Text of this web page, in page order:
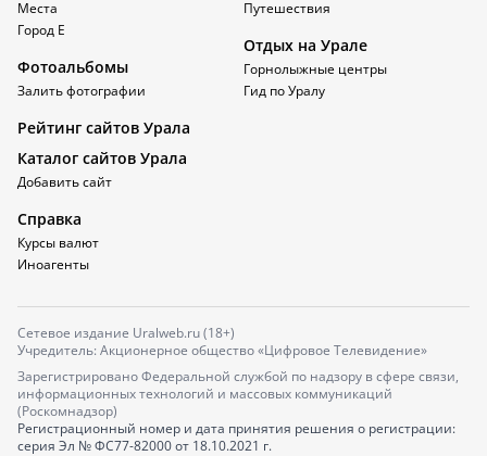
Места
Город Е
Фотоальбомы
Залить фотографии
Путешествия
Отдых на Урале
Горнолыжные центры
Гид по Уралу
Рейтинг сайтов Урала
Каталог сайтов Урала
Добавить сайт
Справка
Курсы валют
Иноагенты
Сетевое издание Uralweb.ru (18+)
Учредитель: Акционерное общество «Цифровое Телевидение»
Зарегистрировано Федеральной службой по надзору в сфере связи,
информационных технологий и массовых коммуникаций
(Роскомнадзор)
Регистрационный номер и дата принятия решения о регистрации:
серия Эл № ФС77-82000от 18.10.2021 г.